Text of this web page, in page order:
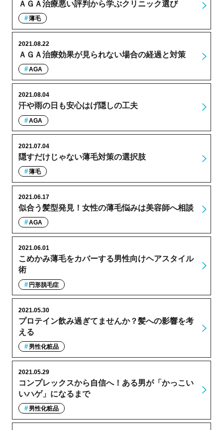
ＡＧＡ治療悪い評判から学ぶクリニック選び
薄毛
ＡＧＡ治療効果が見られない場合の経過と対策
2021.08.22
AGA
汗や雨の日も安心はげ隠しの工夫
2021.08.04
AGA
隠すだけじゃない薄毛対策の選択肢
2021.07.04
薄毛
似合う髪型発見！女性の薄毛悩みは美容師へ相談
2021.06.17
AGA
こめかみ薄毛をカバーする男性向けヘアスタイル
術
2021.06.01
円形脱毛症
プロテイン飲み過ぎてませんか？髪への影響を考
える
2021.05.30
男性化粧品
コンプレックスから自信へ！ある男が「かっこい
いハゲ」になるまで
2021.05.29
男性化粧品